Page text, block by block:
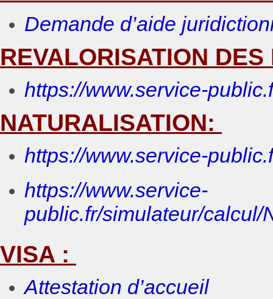
Demande d’aide
REVALORISATION
https://www.service-
NATURALISATION:
https://www.service-
https://www.service-
public.fr/simulateur/calcul/
VISA :
Attestation d’accueil